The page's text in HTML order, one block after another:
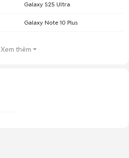
Galaxy S25 Ultra
Galaxy Note 10 Plus
Xem thêm